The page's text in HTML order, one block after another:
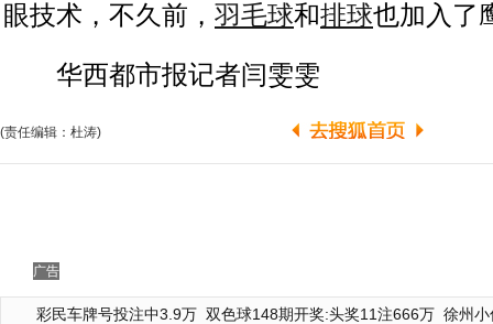
眼技术，不久前， 羽毛球和排球也加入了
华西都市报记者闫雯雯
(责任编辑：杜涛)
广告
彩民车牌号投注中3.9万 双色球148期开奖:头奖11注666万 徐州